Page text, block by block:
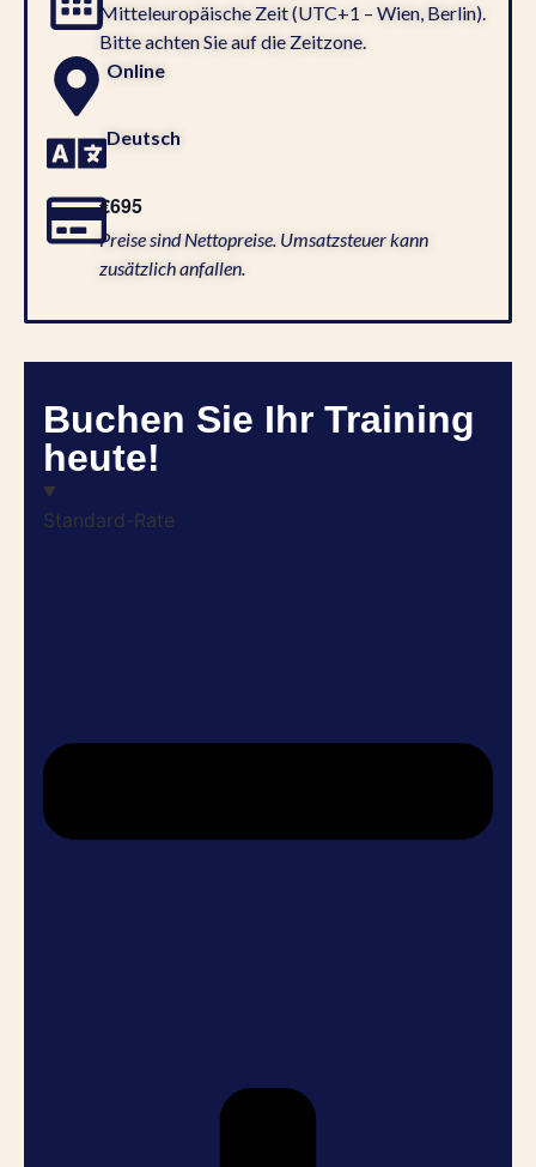
Mitteleuropäische Zeit (UTC+1 – Wien, Berlin).
Bitte achten Sie auf die Zeitzone.
Online
Deutsch
€695
Preise sind Nettopreise. Umsatzsteuer kann
zusätzlich anfallen.
Buchen Sie Ihr Training
heute!
Standard-Rate